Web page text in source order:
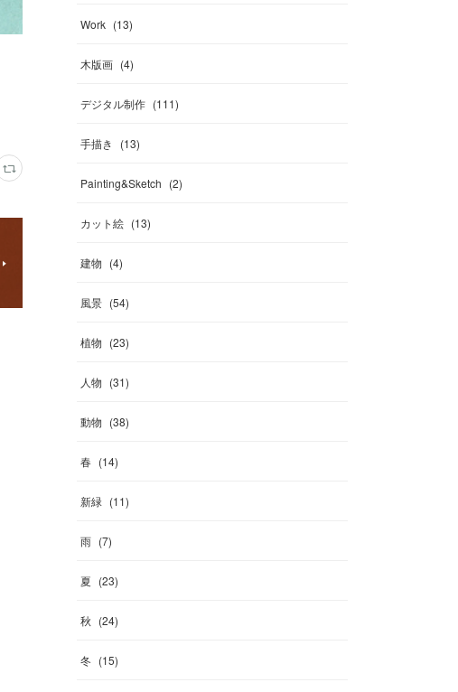
Work (13)
木版画 (4)
デジタル制作 (111)
手描き (13)
Painting&Sketch (2)
カット絵 (13)
建物 (4)
風景 (54)
植物 (23)
人物 (31)
動物 (38)
春 (14)
新緑 (11)
雨 (7)
夏 (23)
秋 (24)
冬 (15)